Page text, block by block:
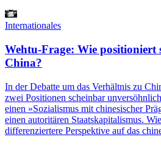
Internationales
Wehtu-Frage: Wie positioniert
China?
In der Debatte um das Verhältnis zu
zwei Positionen scheinbar
einen »Sozialismus mit chinesischer
einen autoritären Staatskapitalismus.
differenziertere Perspektive auf das